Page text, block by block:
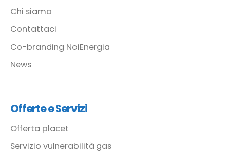
Chi siamo
Contattaci
Co-branding NoiEnergia
News
Offerte e Servizi
Offerta placet
Servizio vulnerabilità gas